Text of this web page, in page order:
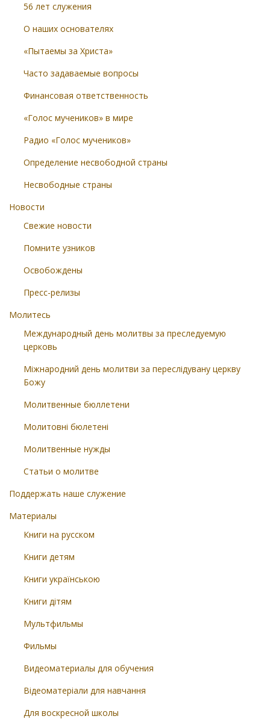
56 лет служения
О наших основателях
«Пытаемы за Христа»
Часто задаваемые вопросы
Финансовая ответственность
«Голос мучеников» в мире
Радио «Голос мучеников»
Определение несвободной страны
Несвободные страны
Новости
Свежие новости
Помните узников
Освобождены
Пресс-релизы
Молитесь
Международный день молитвы за преследуемую
церковь
Міжнародний день молитви за переслідувану церкву
Божу
Молитвенные бюллетени
Молитовні бюлетені
Молитвенные нужды
Статьи о молитве
Поддержать наше служение
Материалы
Книги на русском
Книги детям
Книги українською
Книги дітям
Мультфильмы
Фильмы
Видеоматериалы для обучения
Відеоматеріали для навчання
Для воскресной школы